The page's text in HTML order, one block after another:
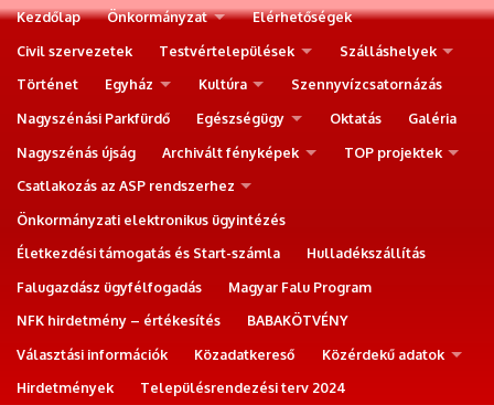
Kezdőlap Önkormányzat
Elérhetőségek
Civil szervezetek
Testvértelepülések
Szálláshelyek
Történet
Egyház Kultúra
Szennyvízcsatornázás
Nagyszénási Parkfürdő
Egészségügy Oktatás
Galéria
Nagyszénás újság
Archivált fényképek
TOP projektek
Csatlakozás az ASP rendszerhez
Önkormányzati elektronikus ügyintézés
Életkezdési támogatás és Start-számla
Hulladékszállítás
Falugazdász ügyfélfogadás
Magyar Falu Program
NFK hirdetmény – értékesítés
BABAKÖTVÉNY
Választási információk
Közadatkereső
Közérdekű adatok
Hirdetmények
Településrendezési terv 2024